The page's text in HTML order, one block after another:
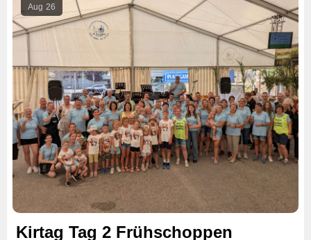
Aug 26
Kirtag Tag 2 Frühschoppen